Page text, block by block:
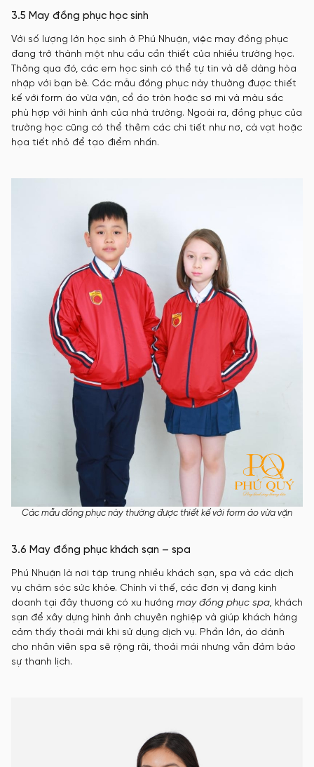
3.5 May đồng phục học sinh
Với số lượng lớn học sinh ở Phú Nhuận, việc may đồng phục
đang trở thành một nhu cầu cần thiết của nhiều trường học.
Thông qua đó, các em học sinh có thể tự tin và dễ dàng hòa
nhập với bạn bè. Các mẫu đồng phục này thường được thiết
kế với form áo vừa vặn, cổ áo tròn hoặc sơ mi và màu sắc
phù hợp với hình ảnh của nhà trường. Ngoài ra, đồng phục của
trường học cũng có thể thêm các chi tiết như nơ, cà vạt hoặc
họa tiết nhỏ để tạo điểm nhấn.
Các mẫu đồng phục này thường được thiết kế với form áo vừa vặn
3.6 May đồng phục khách sạn – spa
Phú Nhuận là nơi tập trung nhiều khách sạn, spa và các dịch
vụ chăm sóc sức khỏe. Chính vì thế, các đơn vị đang kinh
doanh tại đây thương có xu hướng may đồng phục spa, khách
sạn để xây dựng hình ảnh chuyên nghiệp và giúp khách hàng
cảm thấy thoải mái khi sử dụng dịch vụ. Phần lớn, áo dành
cho nhân viên spa sẽ rộng rãi, thoải mái nhưng vẫn đảm bảo
sự thanh lịch.